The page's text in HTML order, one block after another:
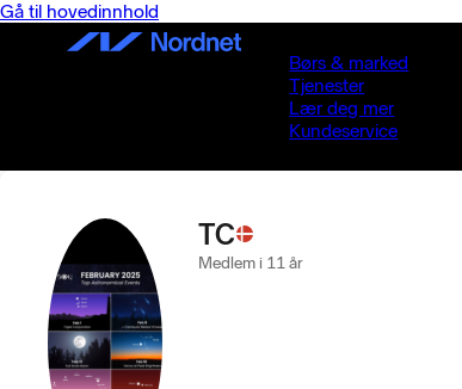
Gå til hovedinnhold
Børs & marked
Tjenester
Lær deg mer
Kundeservice
TC
Medlem i 11 år